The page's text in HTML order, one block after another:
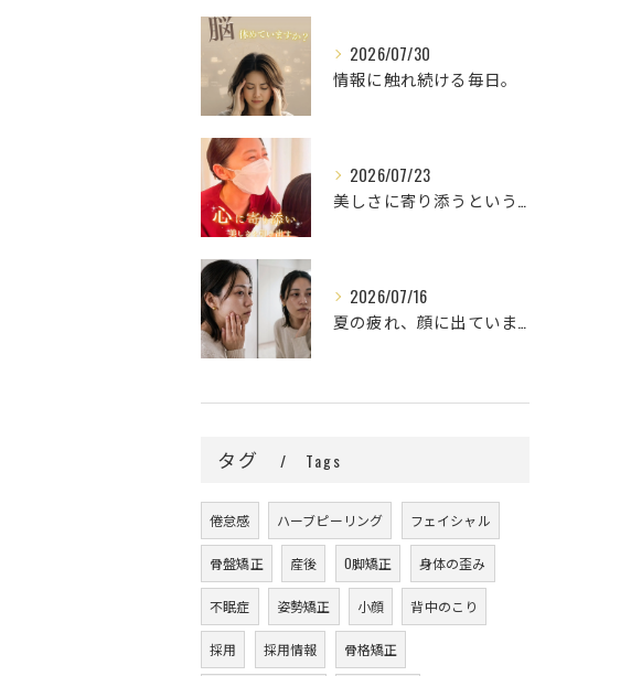
2026/07/30
情報に触れ続ける毎日。
2026/07/23
美しさに寄り添うということ。
2026/07/16
夏の疲れ、顔に出ていませんか？🌿
タグ Tags
倦怠感 ハーブピーリング フェイシャル
骨盤矯正 産後 O脚矯正 身体の歪み
不眠症 姿勢矯正 小顔 背中のこり
採用 採用情報 骨格矯正